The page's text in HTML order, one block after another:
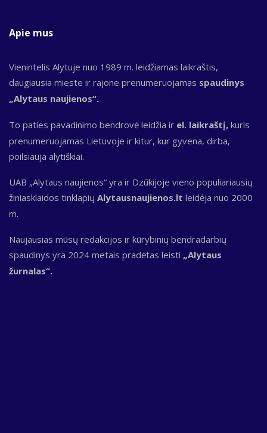
Apie mus
Vienintelis Alytuje nuo 1989 m. leidžiamas laikraštis,
daugiausia mieste ir rajone prenumeruojamas spaudinys
„Alytaus naujienos“.
To paties pavadinimo bendrovė leidžia ir el. laikraštį, kuris
prenumeruojamas Lietuvoje ir kitur, kur gyvena, dirba,
poilsiauja alytiškiai.
UAB „Alytaus naujienos“ yra ir Dzūkijoje vieno populiariausių
žiniasklaidos tinklapių Alytausnaujienos.lt leidėja nuo 2000
m.
Naujausias mūsų redakcijos ir kūrybinių bendradarbių
spaudinys yra 2024 metais pradėtas leisti „Alytaus
žurnalas“.